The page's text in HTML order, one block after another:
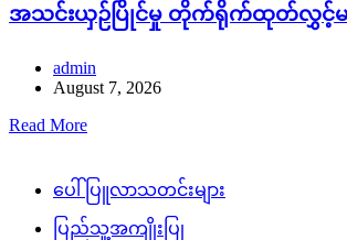
အသင်းယှဉ်ပြိုင်မှု တိုက်ရိုက်ထုတ်လွှင့်
admin
August 7, 2026
Read More
ပေါ်ပြူလာသတင်းများ
ပြည်သူ့အကျိုးပြု